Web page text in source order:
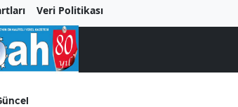
Veri Politikası